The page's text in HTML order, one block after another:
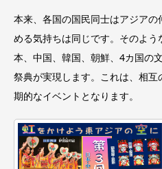
本来、各国の国民同士はアジア
める気持ちは同じです。そのよ
本、中国、韓国、朝鮮、4カ国の
祭典が実現します。これは、相
期的なイベントとなります。